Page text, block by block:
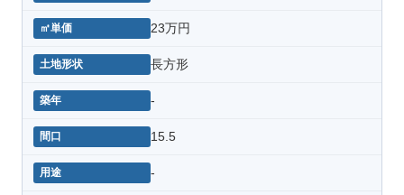
23万円
長方形
-
15.5
-